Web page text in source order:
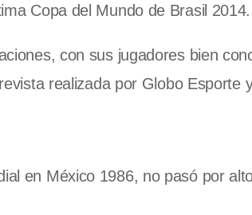
Copa del Mundo de Brasil 2014.
con sus jugadores bien
realizada por Globo Esporte
en México 1986, no pasó por